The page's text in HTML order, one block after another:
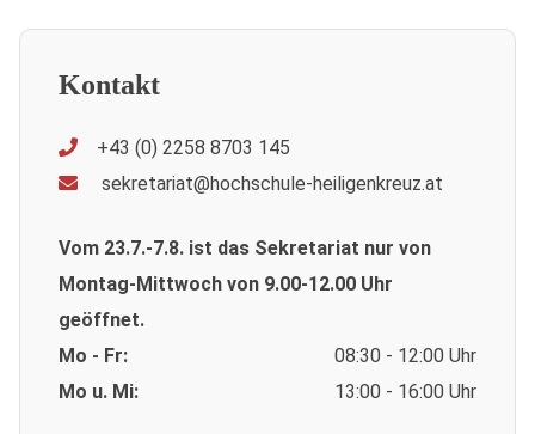
Kontakt
+43 (0) 2258 8703 145
sekretariat@hochschule-heiligenkreuz.at
Vom 23.7.-7.8. ist das Sekretariat nur von
Montag-Mittwoch von 9.00-12.00 Uhr
geöffnet.
Mo - Fr:
08:30 - 12:00 Uhr
Mo u. Mi:
13:00 - 16:00 Uhr